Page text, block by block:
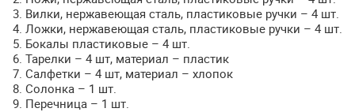
3. Вилки, нержавеющая сталь, пластиковые ручки – 4 шт.
4. Ложки, нержавеющая сталь, пластиковые ручки – 4 шт.
5. Бокалы пластиковые – 4 шт.
6. Тарелки – 4 шт, материал – пластик
7. Салфетки – 4 шт, материал – хлопок
8. Солонка – 1 шт.
9. Перечница – 1 шт.